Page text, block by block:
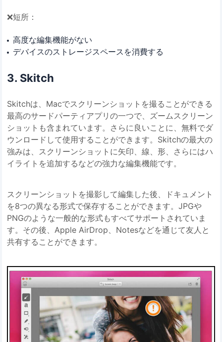
❌短所：
高度な編集機能がない
デバイスのストレージスペースを消費する
3. Skitch
Skitchは、Macでスクリーンショットを撮ることができる
最高のサードパーティアプリの一つで、ズームスクリーン
ショットも含まれています。さらに良いことに、無料でダ
ウンロードして使用することができます。Skitchの最大の
強みは、スクリーンショットに矢印、線、形、さらにはハ
イライトを追加するなどの強力な編集機能です。
スクリーンショットを撮影して編集した後、ドキュメント
を8つの異なる形式で保存することができます。JPGや
PNGのような一般的な形式もすべてサポートされていま
す。その後、Apple AirDrop、Notesなどを通じて友人と
共有することができます。